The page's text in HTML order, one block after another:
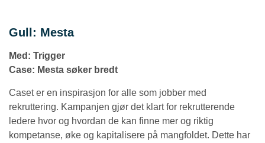
Gull: Mesta
Med: Trigger
Case: Mesta søker bredt
Caset er en inspirasjon for alle som jobber med
rekruttering. Kampanjen gjør det klart for rekrutterende
ledere hvor og hvordan de kan finne mer og riktig
kompetanse, øke og kapitalisere på mangfoldet. Dette har